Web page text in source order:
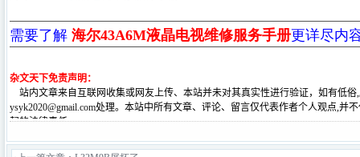
需要了解 海尔43A6M液晶电视维修服务手册更详尽内